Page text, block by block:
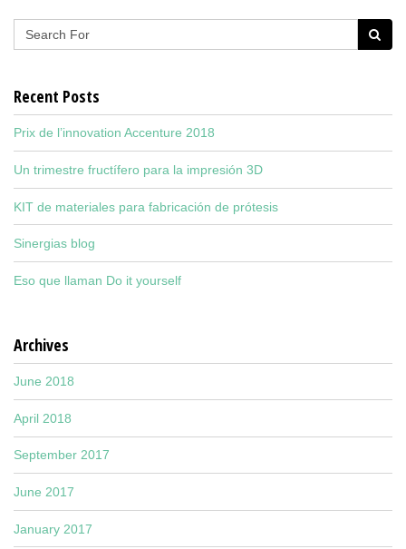
Recent Posts
Prix de l’innovation Accenture 2018
Un trimestre fructífero para la impresión 3D
KIT de materiales para fabricación de prótesis
Sinergias blog
Eso que llaman Do it yourself
Archives
June 2018
April 2018
September 2017
June 2017
January 2017